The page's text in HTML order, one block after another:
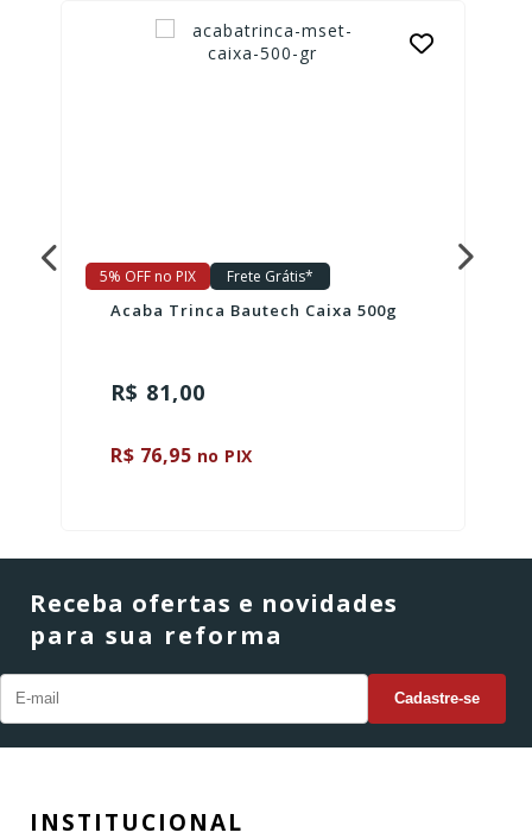
5% OFF no PIX Frete Grátis*
Acaba Trinca Bautech Caixa 500g
R$ 81,00
R$ 76,95 no PIX
Receba ofertas e novidades
para sua reforma
INSTITUCIONAL